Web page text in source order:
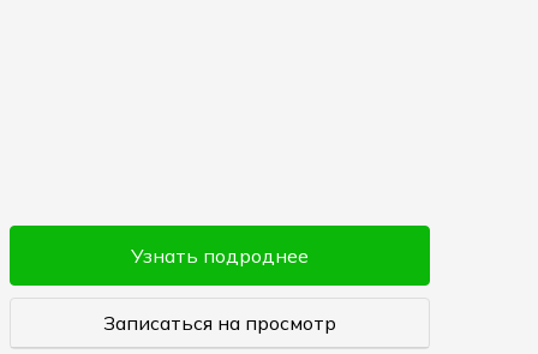
Узнать подроднее
Записаться на просмотр